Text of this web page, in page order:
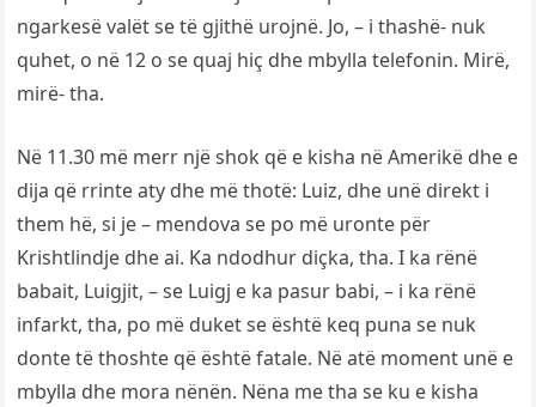
ngarkesë valët se të gjithë urojnë. Jo, – i thashë- nuk
quhet, o në 12 o se quaj hiç dhe mbylla telefonin. Mirë,
mirë- tha.
Në 11.30 më merr një shok që e kisha në Amerikë dhe e
dija që rrinte aty dhe më thotë: Luiz, dhe unë direkt i
them hë, si je – mendova se po më uronte për
Krishtlindje dhe ai. Ka ndodhur diçka, tha. I ka rënë
babait, Luigjit, – se Luigj e ka pasur babi, – i ka rënë
infarkt, tha, po më duket se është keq puna se nuk
donte të thoshte që është fatale. Në atë moment unë e
mbylla dhe mora nënën. Nëna me tha se ku e kisha